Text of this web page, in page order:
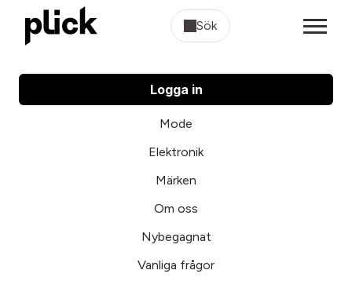
Sök
Logga in
Mode
Elektronik
Märken
Om oss
Nybegagnat
Vanliga frågor